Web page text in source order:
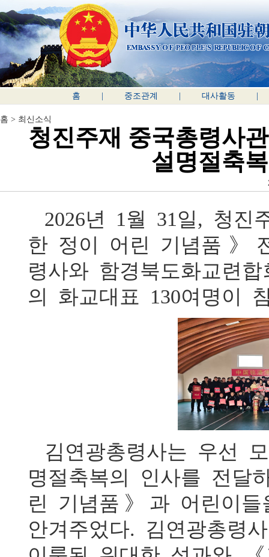
홈 중조관계 대사활동
홈 > 최신소식
청진주재 중국총령사
설명절축
2026년 1월 31일, 청
한 정이 어린 기념품》
령사와 함경북도화교련
의 화교대표 130여명이
김연광총령사는 우선
명절축복의 인사를 전
린 기념품》과 어린이
안겨주었다. 김연광총령